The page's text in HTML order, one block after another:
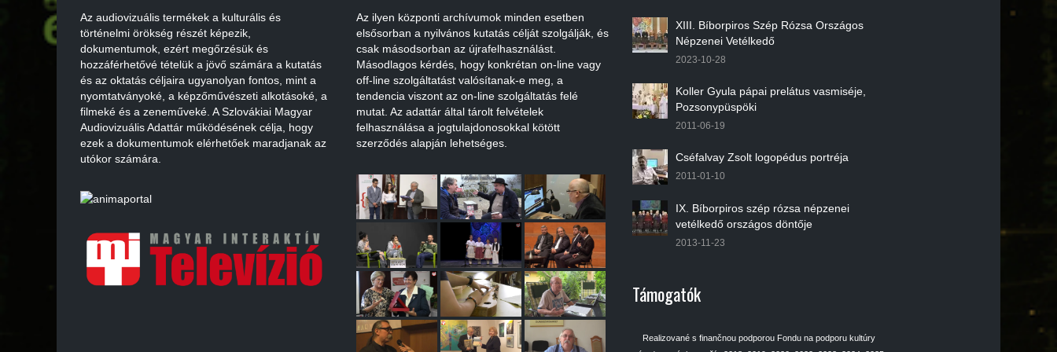
Az audiovizuális termékek a kulturális és
történelmi örökség részét képezik,
dokumentumok, ezért megőrzésük és
hozzáférhetővé tételük a jövő számára a kutatás
és az oktatás céljaira ugyanolyan fontos, mint a
nyomtatványoké, a képzőművészeti alkotásoké, a
filmeké és a zeneműveké. A Szlovákiai Magyar
Audiovizuális Adattár működésének célja, hogy
ezek a dokumentumok elérhetőek maradjanak az
utókor számára.
Az ilyen központi archívumok minden esetben
elsősorban a nyilvános kutatás célját szolgálják, és
csak másodsorban az újrafelhasználást.
Másodlagos kérdés, hogy konkrétan on-line vagy
off-line szolgáltatást valósítanak-e meg, a
tendencia viszont az on-line szolgáltatás felé
mutat. Az adattár által tárolt felvételek
felhasználása a jogtulajdonosokkal kötött
szerződés alapján lehetséges.
XIII. Bíborpiros Szép Rózsa Országos
Népzenei Vetélkedő
2023-10-28
Koller Gyula pápai prelátus vasmiséje,
Pozsonypüspöki
2011-06-19
Cséfalvay Zsolt logopédus portréja
2011-01-10
IX. Bíborpiros szép rózsa népzenei
vetélkedő országos döntője
2013-11-23
Támogatók
Realizované s finančnou podporou Fondu na podporu kultúry